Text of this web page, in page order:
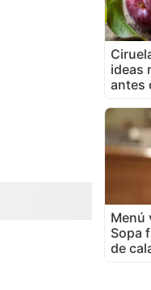
ideas
antes
Menú
Sopa
de